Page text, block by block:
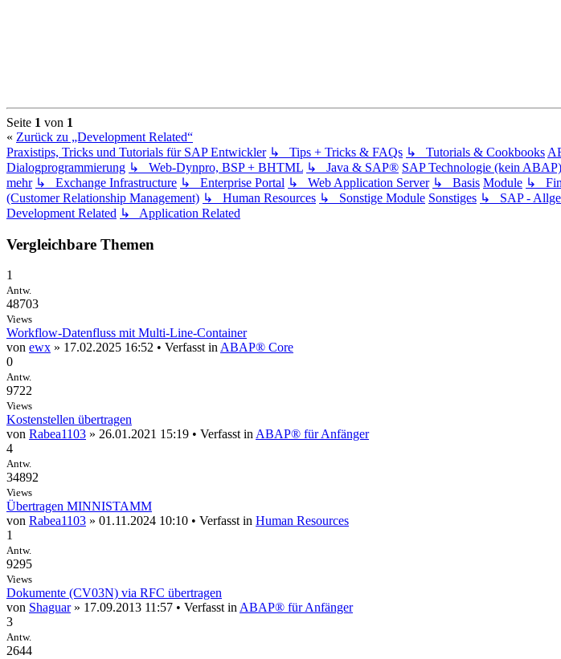
Seite 1 von 1
« Zurück zu „Development Related“
Praxistips, Tricks und Tutorials für SAP Entwickler ↳ Tips + Tricks & FAQs ↳ Tutorials & Cookbooks
Dialogprogrammierung ↳ Web-Dynpro, BSP + BHTML ↳ Java & SAP® SAP Technologie (kein ABAP)
mehr ↳ Exchange Infrastructure ↳ Enterprise Portal ↳ Web Application Server ↳ Basis Module ↳
(Customer Relationship Management) ↳ Human Resources ↳ Sonstige Module Sonstiges ↳ SAP -
Development Related ↳ Application Related
Vergleichbare Themen
1
Antw.
48703
Views
Workflow-Datenfluss mit Multi-Line-Container
von ewx » 17.02.2025 16:52 • Verfasst in ABAP® Core
0
Antw.
9722
Views
Kostenstellen übertragen
von Rabea1103 » 26.01.2021 15:19 • Verfasst in ABAP® für Anfänger
4
Antw.
34892
Views
Übertragen MINNISTAMM
von Rabea1103 » 01.11.2024 10:10 • Verfasst in Human Resources
1
Antw.
9295
Views
Dokumente (CV03N) via RFC übertragen
von Shaguar» 17.09.2013 11:57 • Verfasst in ABAP® für Anfänger
3
Antw.
2644